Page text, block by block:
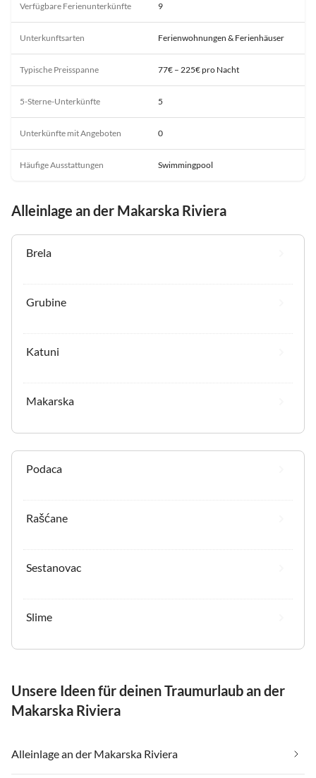
Verfügbare Ferienunterkünfte 9
Unterkunftsarten Ferienwohnungen & Ferienhäuser
Typische Preisspanne 77€ – 225€ pro Nacht
5-Sterne-Unterkünfte 5
Unterkünfte mit Angeboten 0
Häufige Ausstattungen Swimmingpool
Alleinlage an der Makarska Riviera
Brela
Grubine
Katuni
Makarska
Podaca
Rašćane
Sestanovac
Slime
Unsere Ideen für deinen Traumurlaub an der
Makarska Riviera
Alleinlage an der Makarska Riviera